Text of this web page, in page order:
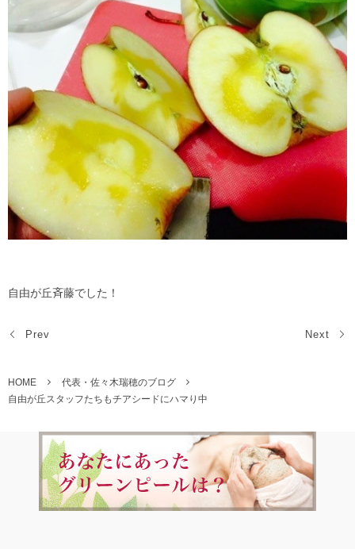
自由が丘斉藤でした！
Prev Next
HOME
代表・佐々木瑞穂のブログ
自由が丘スタッフたちもチアシードにハマり中